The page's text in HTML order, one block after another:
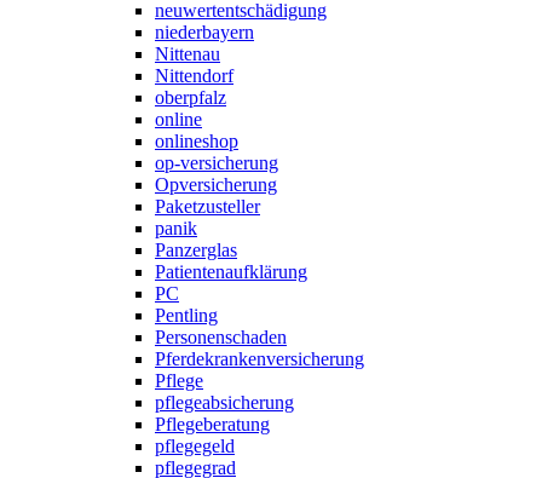
neuwertentschädigung
niederbayern
Nittenau
Nittendorf
oberpfalz
online
onlineshop
op-versicherung
Opversicherung
Paketzusteller
panik
Panzerglas
Patientenaufklärung
PC
Pentling
Personenschaden
Pferdekrankenversicherung
Pflege
pflegeabsicherung
Pflegeberatung
pflegegeld
pflegegrad